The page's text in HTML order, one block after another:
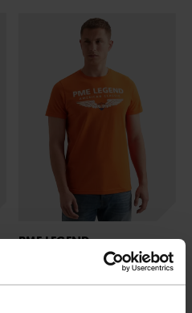
PME LEGEND
SHORT SLEEVE R-NECK COUNTRY TEE TH
€ 22,49 € 29,99